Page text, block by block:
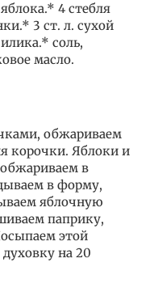
4 стебля
3 ст. л. сухой
соль,
масло.
обжариваем
корочки. Яблоки и
в
в форму,
яблочную
паприку,
этой
на 20